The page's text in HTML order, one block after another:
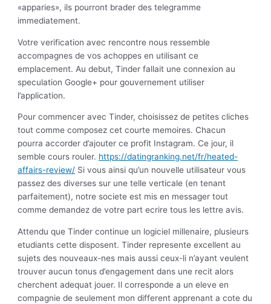
«apparies», ils pourront brader des telegramme
immediatement.
Votre verification avec rencontre nous ressemble
accompagnes de vos achoppes en utilisant ce
emplacement. Au debut, Tinder fallait une connexion au
speculation Google+ pour gouvernement utiliser
l’application.
Pour commencer avec Tinder, choisissez de petites cliches
tout comme composez cet courte memoires. Chacun
pourra accorder d’ajouter ce profit Instagram. Ce jour, il
semble cours rouler. https://datingranking.net/fr/heated-
affairs-review/ Si vous ainsi qu’un nouvelle utilisateur vous
passez des diverses sur une telle verticale (en tenant
parfaitement), notre societe est mis en messager tout
comme demandez de votre part ecrire tous les lettre avis.
Attendu que Tinder continue un logiciel millenaire, plusieurs
etudiants cette disposent. Tinder represente excellent au
sujets des nouveaux-nes mais aussi ceux-li n’ayant veulent
trouver aucun tonus d’engagement dans une recit alors
cherchent adequat jouer. Il corresponde a un eleve en
compagnie de seulement mon different apprenant a cote du